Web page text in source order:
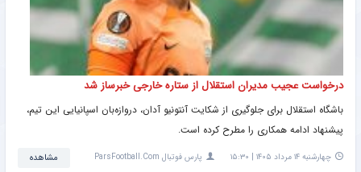
درخواست عجیب مدیران استقلال از ستاره خارجی خبرساز شد
باشگاه استقلال برای جلوگیری از شکایت آنتونیو آدان، دروازه‌بان اسپانیایی این تیم،
پیشنهاد ادامه همکاری را مطرح کرده است.
چهارشنبه ۱۴ مرداد ۱۴۰۵ | ۱۵:۳۰ پارس فوتبال ParsFootball.Com مشاهده